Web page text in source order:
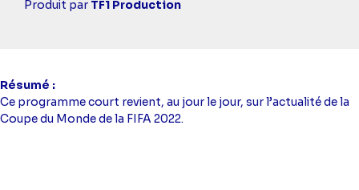
Casting
Produit par TF1 Production
Résumé
Ce programme court revient, au jour le jour, sur l’actualité de la
Coupe du Monde de la FIFA 2022.